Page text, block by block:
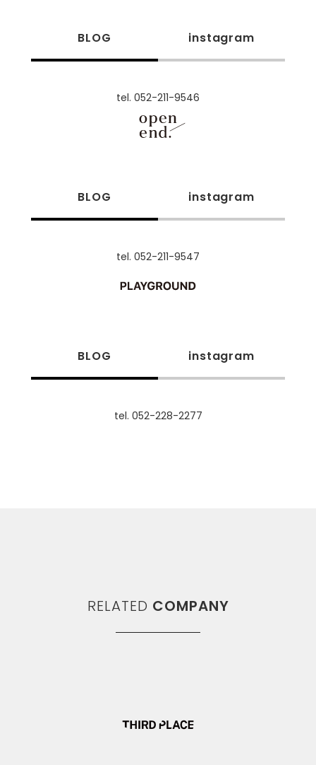
BLOG instagram
tel. 052-211-9546
BLOG instagram
tel. 052-211-9547
BLOG instagram
tel. 052-228-2277
RELATED COMPANY